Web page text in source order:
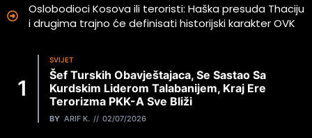
Oslobodioci Kosova ili teroristi: Haška presuda Thaciju
i drugima trajno će definisati historijski karakter OVK
SVIJET
Šef Turskih Obavještajaca, Se Sastao Sa
Kurdskim Liderom Talabanijem, Kraj Ere
Terorizma PKK-A Sve Bliži
BY ARIF K. 02/07/2026